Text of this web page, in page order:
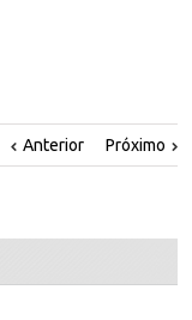
Anterior Próximo